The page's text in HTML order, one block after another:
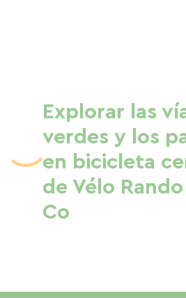
Explorar las
verdes y los
en bicicleta
de Vélo
Co